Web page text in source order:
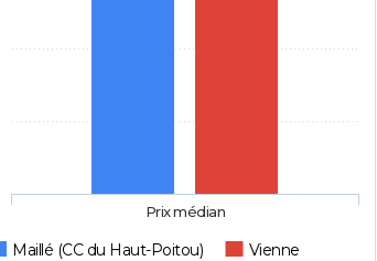
Maillé (CC du Haut-Poitou) Vienne
Prix médian